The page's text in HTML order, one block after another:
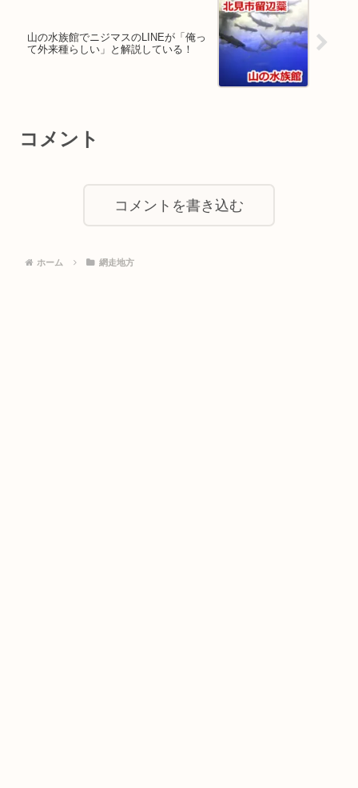
山の水族館でニジマスのLINEが「俺っ
て外来種らしい」と解説している！
コメント
コメントを書き込む
ホーム 網走地方